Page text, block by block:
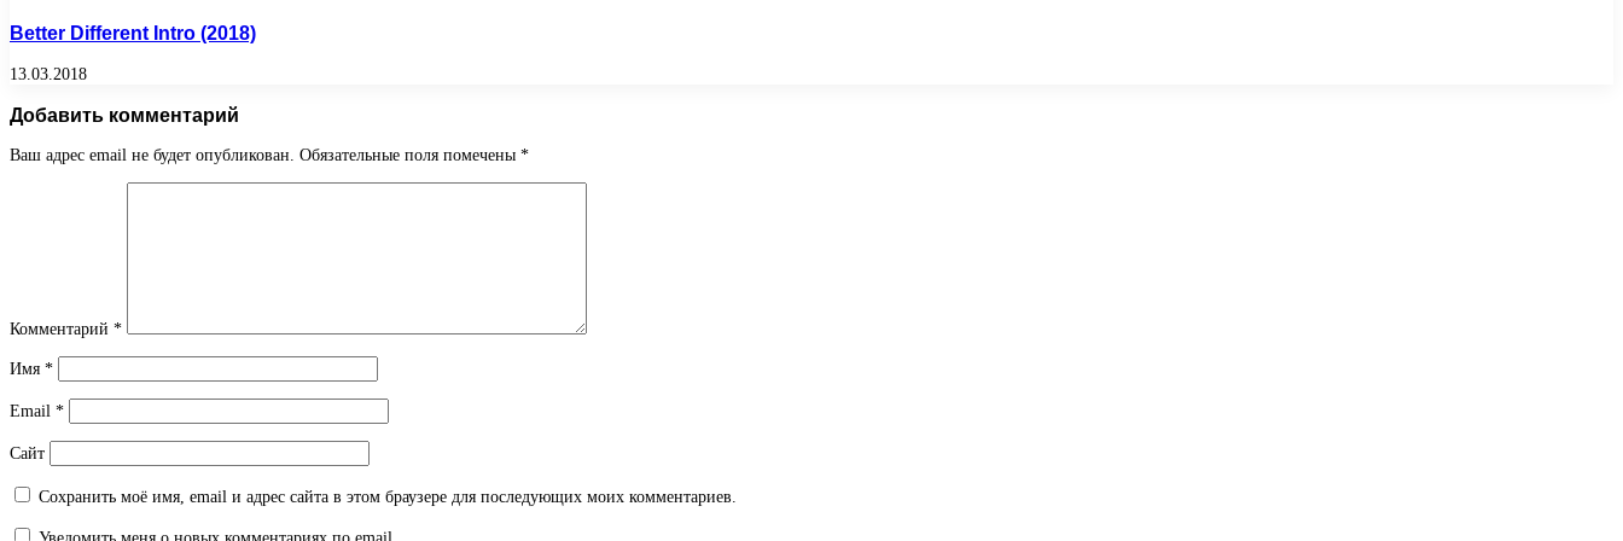
Better Different Intro (2018)
13.03.2018
Добавить комментарий
Ваш адрес email не будет опубликован. Обязательные поля помечены *
Комментарий *
Имя *
Email *
Сайт
Сохранить моё имя, email и адрес сайта в этом браузере для последующих моих комментариев.